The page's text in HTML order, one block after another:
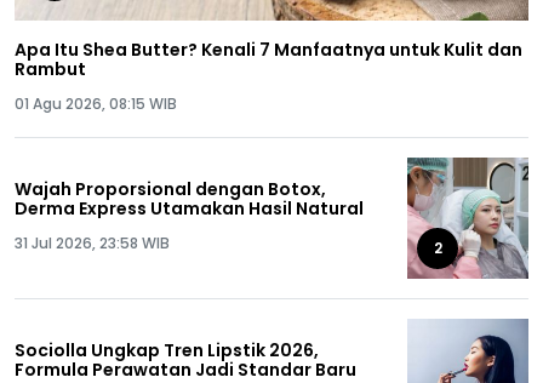
Apa Itu Shea Butter? Kenali 7 Manfaatnya untuk Kulit dan
Rambut
01 Agu 2026, 08:15 WIB
Wajah Proporsional dengan Botox,
Derma Express Utamakan Hasil Natural
31 Jul 2026, 23:58 WIB 2
Sociolla Ungkap Tren Lipstik 2026,
Formula Perawatan Jadi Standar Baru